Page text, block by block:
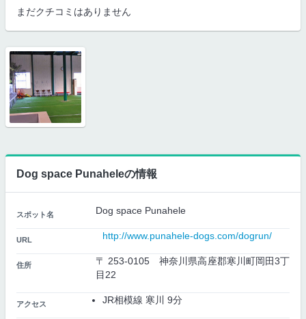
まだクチコミはありません
Dog space Punaheleの情報
スポット名 Dog space Punahele
URL http://www.punahele-dogs.com/dogrun/
住所
〒 253-0105 神奈川県高座郡寒川町岡田3丁
目22
アクセス JR相模線 寒川 9分